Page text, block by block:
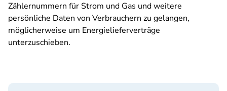
Zählernummern für Strom und Gas und weitere
persönliche Daten von Verbrauchern zu gelangen,
möglicherweise um Energielieferverträge
unterzuschieben.